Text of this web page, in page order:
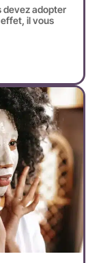
devez adopter
il vous